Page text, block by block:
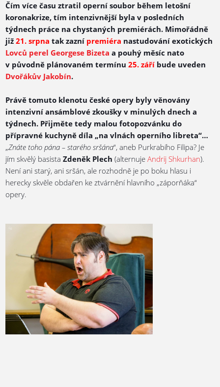
Čím více času ztratil operní soubor během letošní
koronakrize, tím intenzivnější byla v posledních
týdnech práce na chystaných premiérách. Mimořádně
již21. srpna tak zazní premiéra nastudování exotických
Lovců perel Georgese Bizeta a pouhý měsíc nato
v původně plánovaném termínu25. září bude uveden
Dvořákův Jakobín.
Právě tomuto klenotu české opery byly věnovány
intenzivní ansámblové zkoušky v minulých dnech a
týdnech. Přijměte tedy malou fotopozvánku do
přípravné kuchyně díla „na vlnách operního libreta“…
„Znáte toho pána – starého sršána“, aneb Purkrabího Filipa? Je
jím skvělý basistaZdeněk Plech(alternujeAndrij Shkurhan).
Není ani starý, ani sršán, ale rozhodně je po boku hlasu i
herecky skvěle obdařen ke ztvárnění hlavního „záporňáka“
opery.